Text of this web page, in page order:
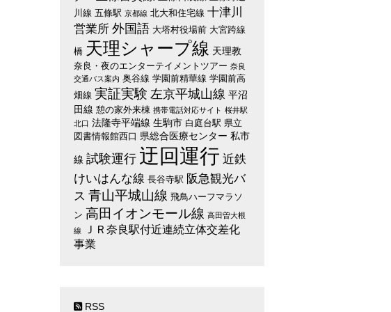
川線 五條駅 京都線 北大和住宅線 十津川
営業所 外国語 大塔村役場前 大宮跨線
橋 天理シャープ線 天理教
奈良・夜のエンターテイメントツアー 奈良
交通バス案内 奥谷線 学園前精華線 学園前高
畑線 実証実験 左京平城山線 平沼
田線 憩の家外来棟 携帯電話対応サイト 桜井駅
北口 法隆寺平端線 生駒市 白庭台駅 県立
図書情報館西口 県総合医療センター 私市
線 試験運行 迂回運行 近鉄
けいはんな線 長谷寺駅 阪急観光バ
ス 青山平城山線 飛鳥ハーフマラソ
ン 高田イオンモール線 高田曽大根
線
ＪＲ奈良駅付近連続立体交差化
事業
RSS